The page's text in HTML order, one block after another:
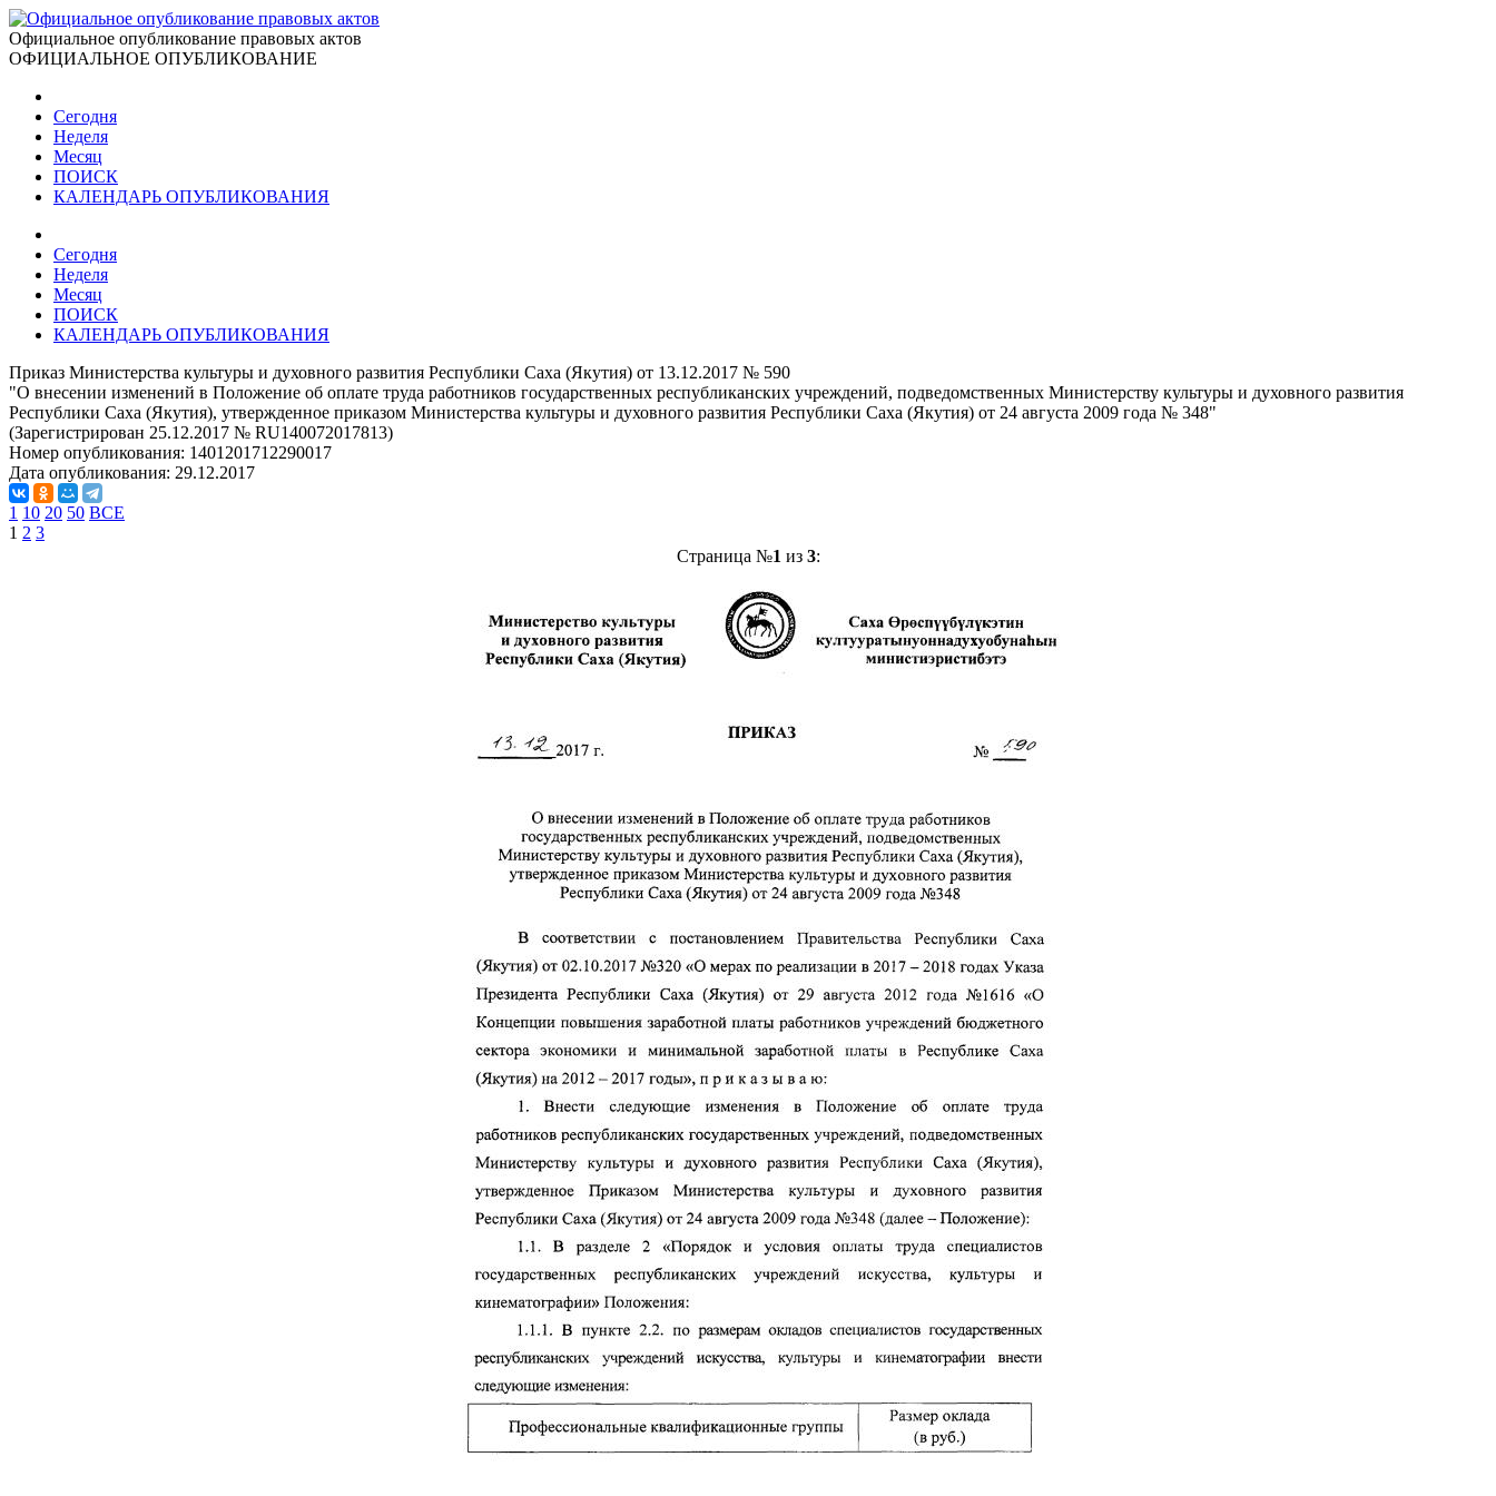
Официальное опубликование правовых актов
ОФИЦИАЛЬНОЕ ОПУБЛИКОВАНИЕ
Сегодня
Неделя
Месяц
ПОИСК
КАЛЕНДАРЬ ОПУБЛИКОВАНИЯ
Сегодня
Неделя
Месяц
ПОИСК
КАЛЕНДАРЬ ОПУБЛИКОВАНИЯ
Приказ Министерства культуры и духовного развития Республики Саха (Якутия) от 13.12.2017 № 590
"О внесении изменений в Положение об оплате труда работников государственных республиканских учреждений, подведомственных Министерству культуры и духовного развития
Республики Саха (Якутия), утвержденное приказом Министерства культуры и духовного развития Республики Саха (Якутия) от 24 августа 2009 года № 348"
(Зарегистрирован 25.12.2017 № RU140072017813)
Номер опубликования: 1401201712290017
Дата опубликования: 29.12.2017
1 10 20 50 ВСЕ
1 2 3
Страница №1 из 3: